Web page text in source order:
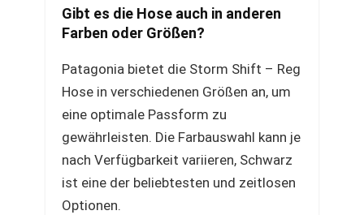
Gibt es die Hose auch in anderen
Farben oder Größen?
Patagonia bietet die Storm Shift – Reg
Hose in verschiedenen Größen an, um
eine optimale Passform zu
gewährleisten. Die Farbauswahl kann je
nach Verfügbarkeit variieren, Schwarz
ist eine der beliebtesten und zeitlosen
Optionen.